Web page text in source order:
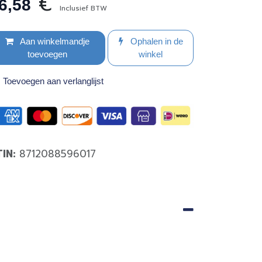
Inclusief BTW
Aan winkelmandje
toevoegen
Ophalen in de
winkel
Toevoegen aan verlanglijst
8712088596017